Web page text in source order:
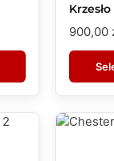
900,00